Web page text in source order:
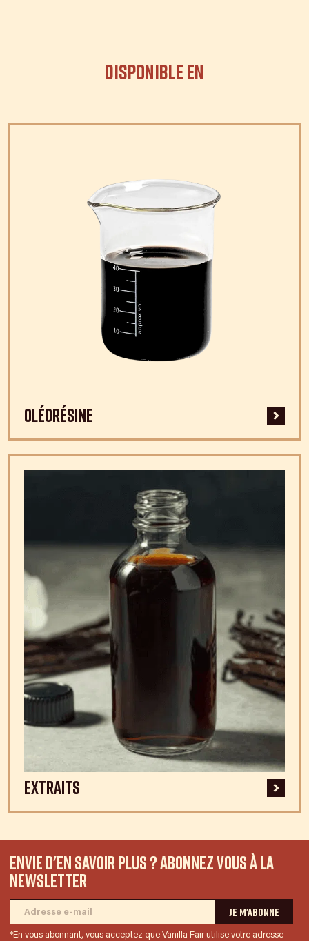
Disponible en
Oléorésine
Extraits
Envie d'en savoir plus ? Abonnez vous à la
newsletter
*En vous abonnant, vous acceptez que Vanilla Fair utilise votre adresse